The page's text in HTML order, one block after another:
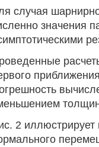
случая
значения
2